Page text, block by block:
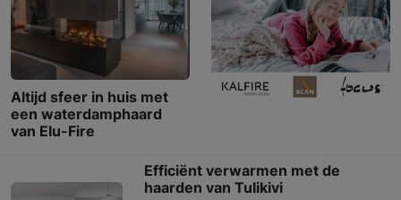
Altijd sfeer in huis met
een waterdamphaard
van Elu-Fire
Efficiënt verwarmen met de
haarden van Tulikivi